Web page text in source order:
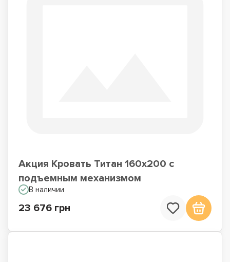
Акция Кровать Титан 160х200 с
подъемным механизмом
В наличии
23 676 грн